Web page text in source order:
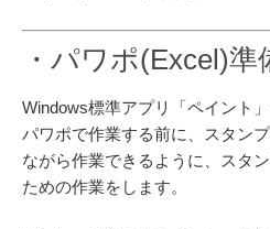
・パワポ(Excel)準
Windows標準アプリ「ペイント
パワポで作業する前に、スタン
ながら作業できるように、スタ
ための作業をします。